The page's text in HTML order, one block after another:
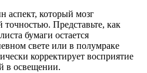
аспект, который мозг
точностью. Представьте, как
бумаги остается
свете или в полумраке
корректирует восприятие
в освещении.